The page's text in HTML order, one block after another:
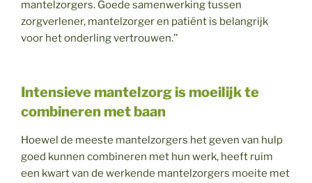
mantelzorgers. Goede samenwerking tussen
zorgverlener, mantelzorger en patiënt is belangrijk
voor het onderling vertrouwen.’’
Intensieve mantelzorg is moeilijk te
combineren met baan
Hoewel de meeste mantelzorgers het geven van hulp
goed kunnen combineren met hun werk, heeft ruim
een kwart van de werkende mantelzorgers moeite met